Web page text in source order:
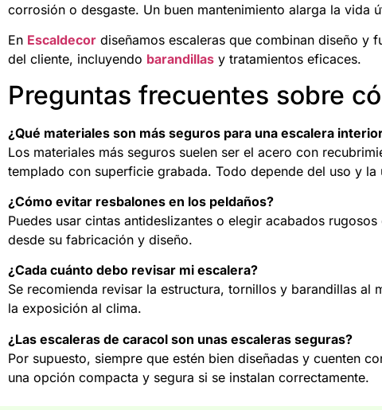
corrosión o desgaste. Un buen mantenimiento alarga la vida
En Escaldecor diseñamos escaleras que combinan diseño y
del cliente, incluyendo barandillas y tratamientos eficaces.
Preguntas frecuentes sobre
¿Qué materiales son más seguros para una escalera
Los materiales más seguros suelen ser el acero con
templado con superficie grabada. Todo depende del uso y la
¿Cómo evitar resbalones en los peldaños?
Puedes usar cintas antideslizantes o elegir acabados
desde su fabricación y diseño.
¿Cada cuánto debo revisar mi escalera?
Se recomienda revisar la estructura, tornillos y barandillas
la exposición al clima.
¿Las escaleras de caracol son unas escaleras seguras?
Por supuesto, siempre que estén bien diseñadas y cuenten
una opción compacta y segura si se instalan correctamente.